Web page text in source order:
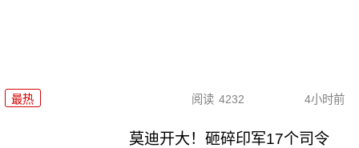
最热 阅读 4232 4小时前
莫迪开大！砸碎印军17个司令